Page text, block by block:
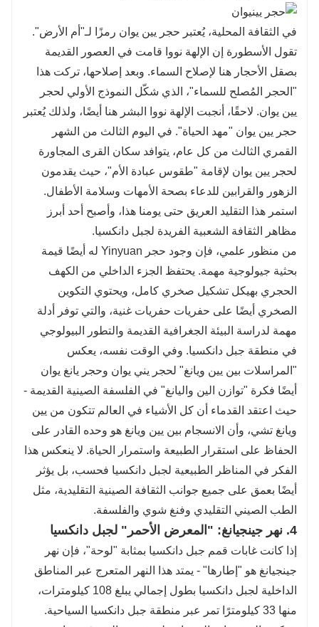
في الثقافة المحلية، يُعتبر حجر يين يوان رمزًا لـ"أم الأرض".
تقول الأسطورة إن الإلهة نووا قامت في العصور القديمة
بصقل الأحجار هنا لإصلاح السماء. وبعد إصلاحها، تركت هذا
"الحجر المُصلح للسماء"، الذي شكّل النموذج الأولي لحجر
يين يوان. لاحقًا، أنجبت الإلهة نووا البشر هنا أيضًا، ولذلك يُعتبر
حجر يين يوان "مهد الحياة". في اليوم الثالث من الشهر
القمري الثالث من كل عام، يتوافد سكان القرى المجاورة
لحجر يين يوان لإقامة "طقوس عبادة الأم"، حيث يقدمون
الزهور والقرابين للدعاء بصحة الأمهات وسلامة الأطفال.
استمر هذا التقليد العريق حتى يومنا هذا، وأصبح أحد أبرز
مظاهر الثقافة الشعبية الفريدة لجبل دانكسيا.
من منظور علمي، فإن وجود حجر Yinyuan له أيضًا قيمة
بحثية جيولوجية مهمة. يحتفظ الجزء الداخلي من الكهف
الحجري بهيكل تشكيل صخري كامل، ويحتوي التكوين
الصخري أيضًا على حفريات حفريات غنية، والتي توفر أدلة
مهمة لدراسة البيئة الجغرافية القديمة والتطور البيولوجي
في منطقة جبل دانكسيا. وفي الوقت نفسه، يعكس
"المراسلات بين يين ويانغ" لحجر يني يوان وحجر يانغ يوان
أيضًا فكرة "توازن الين واليانغ" في الفلسفة الصينية القديمة -
حيث اعتقد القدماء أن كل الأشياء في العالم تتكون من يين
ويانغ تشي، وأن الانسجام بين يين ويانغ هو وحده القادر على
الحفاظ على استقرار الطبيعة واستمرار الحياة. لا ينعكس هذا
الفكر في المناظر الطبيعية لجبل دانكسيا فحسب، بل يؤثر
أيضًا بعمق على جميع جوانب الثقافة الصينية التقليدية، مثل
الطب الصيني التقليدي وفنغ شوي والفلسفة.
4. نهر جينجيانغ: "المعرض الأحمر" لجبل دانكسيا
إذا كانت غابات قمم جبل دانكسيا بمثابة "لوحة"، فإن نهر
جينجيانغ هو "إطارها" - يمتد هذا النهر المتعرج عبر المناطق
الداخلية لجبل دانكسيا بطول إجمالي يبلغ 108 كيلومترات،
منها 33 كيلومترًا تمر عبر منطقة جبل دانكسيا السياحية.